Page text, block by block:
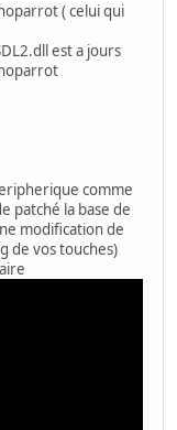
( celui qui
est a jours
comme
patché la base de
modification de
de vos touches)